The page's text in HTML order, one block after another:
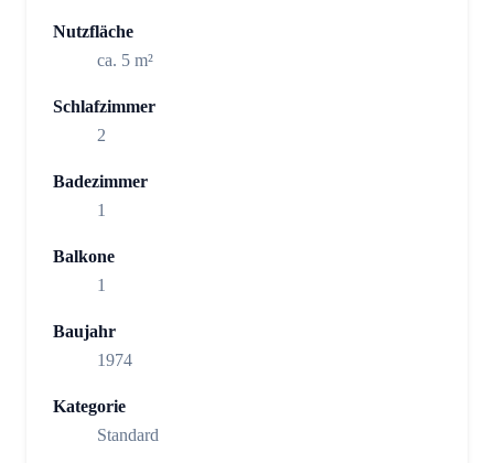
Nutzfläche
ca. 5 m²
Schlafzimmer
2
Badezimmer
1
Balkone
1
Baujahr
1974
Kategorie
Standard